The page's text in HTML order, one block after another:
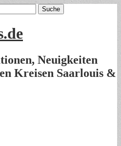
Neuigkeiten
Kreisen Saarlouis &